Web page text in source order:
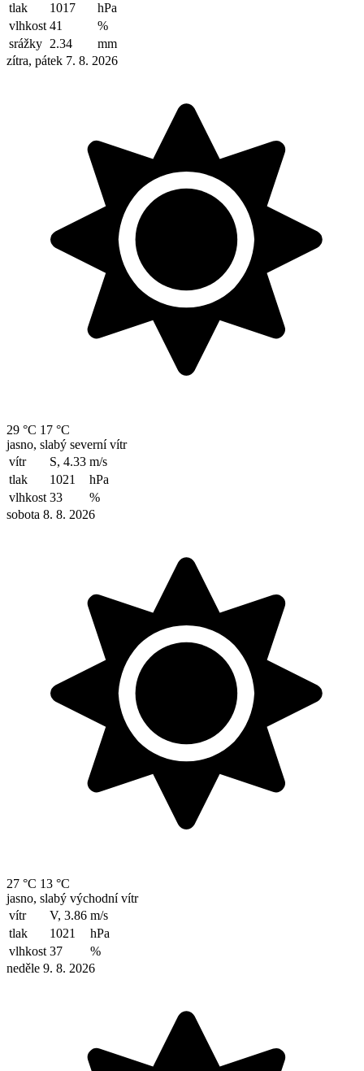
tlak 1017
hPa
vlhkost 41
%
srážky 2.34
mm
zítra, pátek 7. 8. 2026
29 °C 17 °C
jasno, slabý severní vítr
vítr
S, 4.33 m/s
tlak
1021
hPa
vlhkost 33
%
sobota 8. 8. 2026
27 °C 13 °C
jasno, slabý východní vítr
vítr
V, 3.86 m/s
tlak
1021
hPa
vlhkost 37
%
neděle 9. 8. 2026